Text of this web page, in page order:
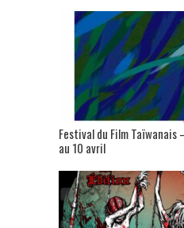
Festival du Film
au 10 avril